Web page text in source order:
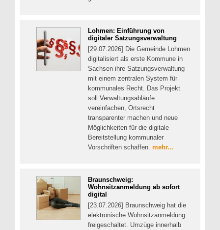
Lohmen: Einführung von
digitaler Satzungsverwaltung
[29.07.2026] Die Gemeinde Lohmen
digitalisiert als erste Kommune in
Sachsen ihre Satzungsverwaltung
mit einem zentralen System für
kommunales Recht. Das Projekt
soll Verwaltungsabläufe
vereinfachen, Ortsrecht
transparenter machen und neue
Möglichkeiten für die digitale
Bereitstellung kommunaler
Vorschriften schaffen. mehr...
Braunschweig:
Wohnsitzanmeldung ab sofort
digital
[23.07.2026] Braunschweig hat die
elektronische Wohnsitzanmeldung
freigeschaltet. Umzüge innerhalb